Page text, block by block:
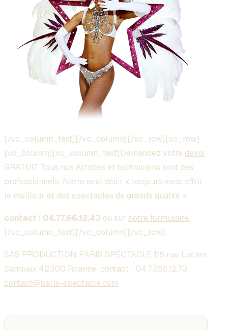
[/vc_column_text][/vc_column][/vc_row][vc_row]
[vc_column][vc_column_text]Demandez votre devis
GRATUIT. Tous nos Artistes et techniciens sont des
professionnels. Notre seul désir « toujours vous offrir
le meilleur et des spectacles de grande qualité ».
contact : 04.77.66.12.43 ou sur notre formulaire.
[/vc_column_text][/vc_column][/vc_row]
SAS PRODUCTION PARIS SPECTACLE 118 rue Lucien
Sampaix 42300 Roanne contact : 04.77.66.12.73
contact@paris-spectacle.com